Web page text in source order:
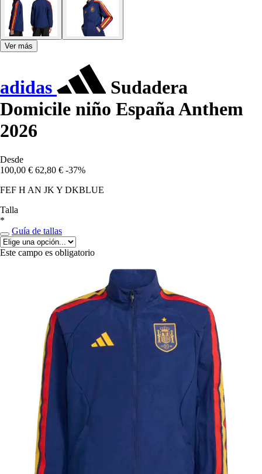
Ver más
adidas
Sudadera
Domicile niño España Anthem
2026
Desde
100,00 € 62,80 € -37%
FEF H AN JK Y DKBLUE
Talla
*
Guía de tallas
Este campo es obligatorio